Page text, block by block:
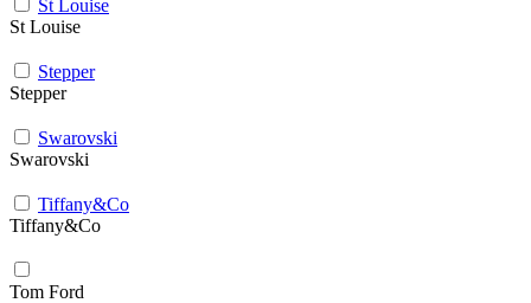
St Louise
St Louise
Stepper
Stepper
Swarovski
Swarovski
Tiffany&Co
Tiffany&Co
Tom Ford